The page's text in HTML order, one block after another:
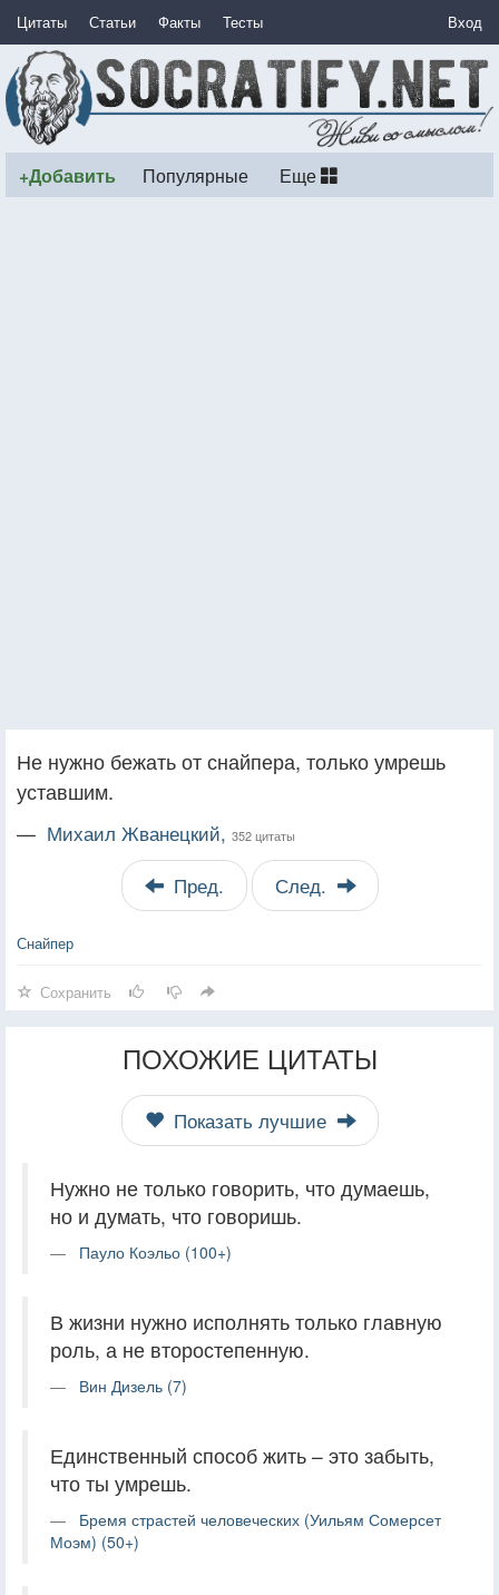
Цитаты Статьи Факты Тесты Вход
+Добавить Популярные Еще
Не нужно бежать от снайпера, только умрешь
уставшим.
— Михаил Жванецкий, 352 цитаты
Пред. След.
Снайпер
Сохранить
ПОХОЖИЕ ЦИТАТЫ
Показать лучшие
Нужно не только говорить, что думаешь,
но и думать, что говоришь.
Пауло Коэльо (100+)
В жизни нужно исполнять только главную
роль, а не второстепенную.
Вин Дизель (7)
Единственный способ жить – это забыть,
что ты умрешь.
Бремя страстей человеческих (Уильям Сомерсет
Моэм) (50+)